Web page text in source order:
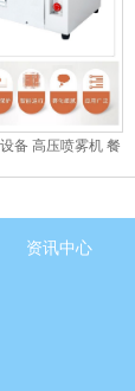
备 高压喷雾机 餐
资讯中心